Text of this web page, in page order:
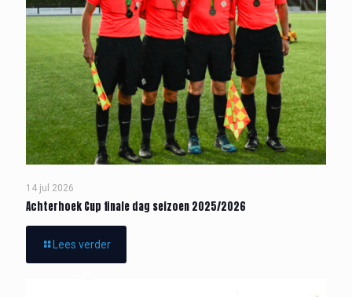
14 jul 2026
Achterhoek Cup finale dag seizoen 2025/2026
Lees verder